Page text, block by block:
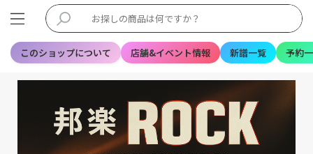
このショップについて 店舗&イベント情報 新譜一覧 予約